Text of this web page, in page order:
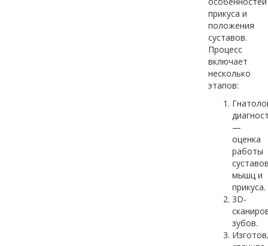
прикуса и
положения
суставов.
Процесс
включает
несколько
этапов:
—
оценка
работы
мышц и
прикуса.
3D-
зубов.